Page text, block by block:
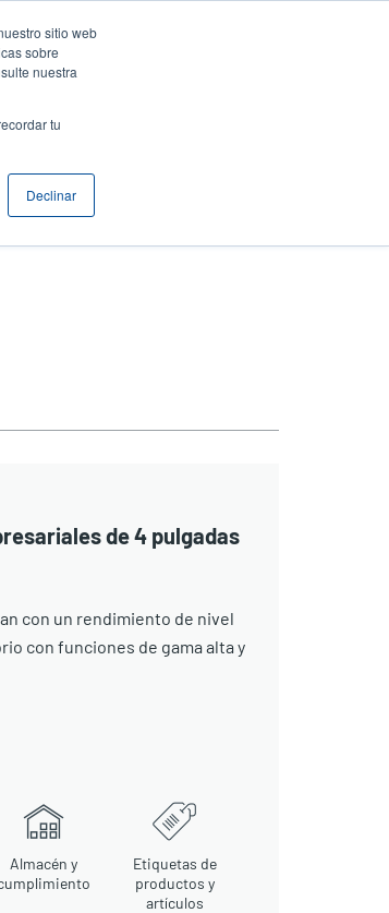
sitio web
sobre
nuestra
tu
Declinar
/ Registrarse
de 4 pulgadas
con un rendimiento de nivel
con funciones de gama alta y
Almacén y
Etiquetas de
productos y
artículos